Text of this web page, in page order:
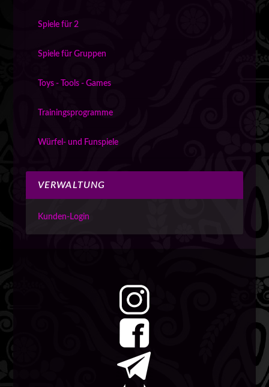
Spiele für 2
Spiele für Gruppen
Toys - Tools - Games
Trainingsprogramme
Würfel- und Funspiele
VERWALTUNG
Kunden-Login